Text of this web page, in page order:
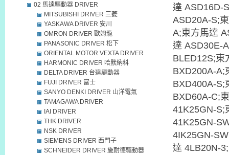
達 ASD16D-
ASD20A-S;
A;東方馬達
達 ASD30E-
BLED12S;東
BXD200A-A;
BXD400A-S;
BXD60A-C;
41K25GN-S;
41K25GN-
4IK25GN-
達 4LB20N-
02 馬達驅動器 DRIVER
MITSUBISHI DRIVER 三菱
YASKAWA DRIVER 安川
OMRON DRIVER 歐姆龍
PANASONIC DRIVER 松下
ORIENTAL MOTOR VEXTA DRIVER
HARMONIC DRIVER 哈默納科
DELTA DRIVER 台達驅動器
FUJI DRIVER 富士
SANYO DENKI DRIVER 山洋電氣
TAMAGAWA DRIVER
IAI DRIVER
THK DRIVER
NSK DRIVER
SIEMENS DRIVER 西門子
SCHNEIDER DRIVER 施耐德驅動器